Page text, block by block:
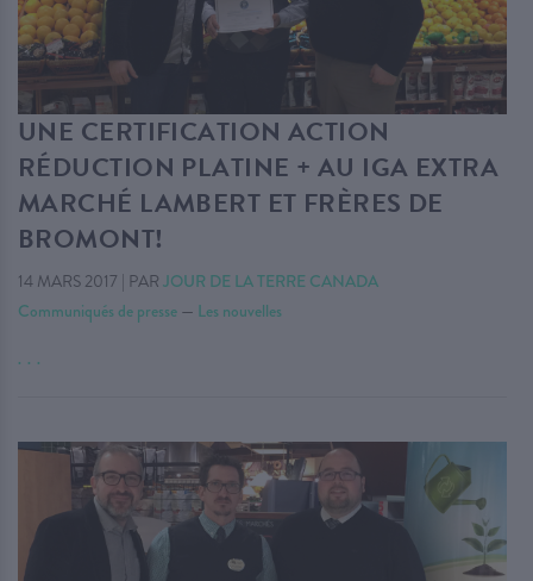
UNE CERTIFICATION ACTION
RÉDUCTION PLATINE + AU IGA EXTRA
MARCHÉ LAMBERT ET FRÈRES DE
BROMONT!
14 MARS 2017 | PAR JOUR DE LA TERRE CANADA
Communiqués de presse — Les nouvelles
. . .